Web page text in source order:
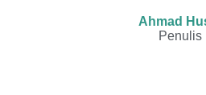
Ahmad
Penulis